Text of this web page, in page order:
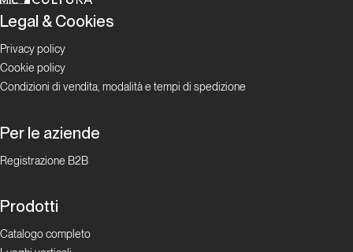
del web da
oltre 25
Dalla carta all'etere
social oggi
Legal & Cookies
Privacy policy
Cookie policy
Condizioni di vendita, modalità e tempi di spedizione
Per le aziende
Registrazione B2B
Prodotti
Catalogo completo